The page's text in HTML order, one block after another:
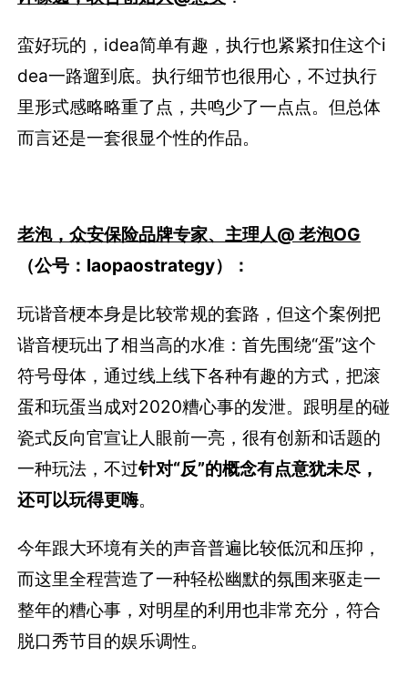
蛮好玩的，idea简单有趣，执行也紧紧扣住这个i
dea一路遛到底。执行细节也很用心，不过执行
里形式感略略重了点，共鸣少了一点点。但总体
而言还是一套很显个性的作品。
老泡，众安保险品牌专家、主理人@ 老泡OG
（公号：laopaostrategy）：
玩谐音梗本身是比较常规的套路，但这个案例把
谐音梗玩出了相当高的水准：首先围绕“蛋”这个
符号母体，通过线上线下各种有趣的方式，把滚
蛋和玩蛋当成对2020糟心事的发泄。跟明星的碰
瓷式反向官宣让人眼前一亮，很有创新和话题的
一种玩法，不过针对“反”的概念有点意犹未尽，
还可以玩得更嗨。
今年跟大环境有关的声音普遍比较低沉和压抑，
而这里全程营造了一种轻松幽默的氛围来驱走一
整年的糟心事，对明星的利用也非常充分，符合
脱口秀节目的娱乐调性。